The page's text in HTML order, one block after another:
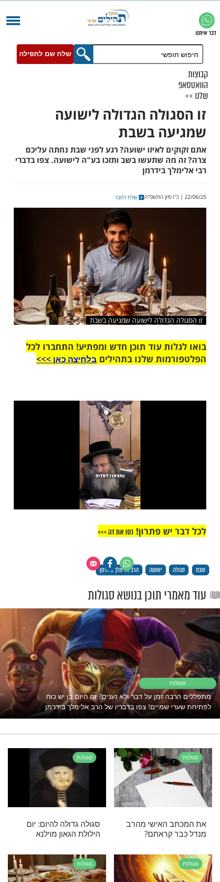
שלח שם לתפילה
הגדולה לישועה
בשבת
שתעשו בשב ותזכו בע"ה לישועה. צפו בדברי
שלח לחבר
הגדולה לישועה שמגיעה בשבת
עוד תוכן חדש ומפתיע! התחברו לכל
שלנו בתהיליםבלחיצה כאן >>>​
ישועה הרב אלימלך בידרמן
פתרון! נסו את זה >>>
תוכן בנושא סגולות
זמן על דבר ולא נענים? זה היום בו יש כוח